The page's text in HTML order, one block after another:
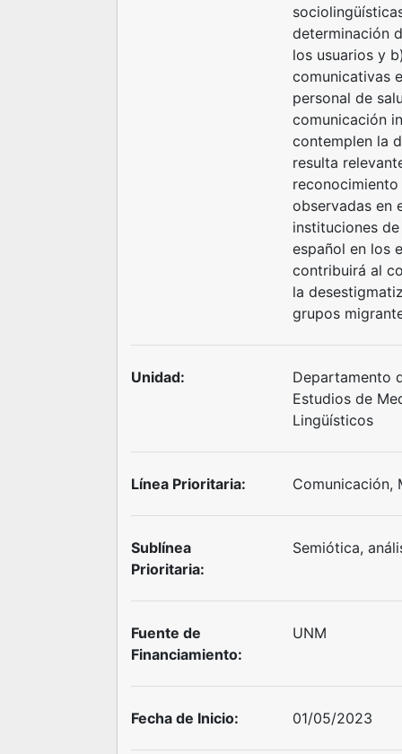
determinación
los usuarios y
comunicativas
personal de
comunicación
contemplen la
resulta
observadas en
instituciones
español en los
contribuirá al
la
grupos
Unidad:
Departamento
Estudios de
Lingüísticos
Línea Prioritaria: Comunicación,
Sublínea
Prioritaria:
Semiótica,
Fuente de
Financiamiento:
UNM
Fecha de Inicio: 01/05/2023